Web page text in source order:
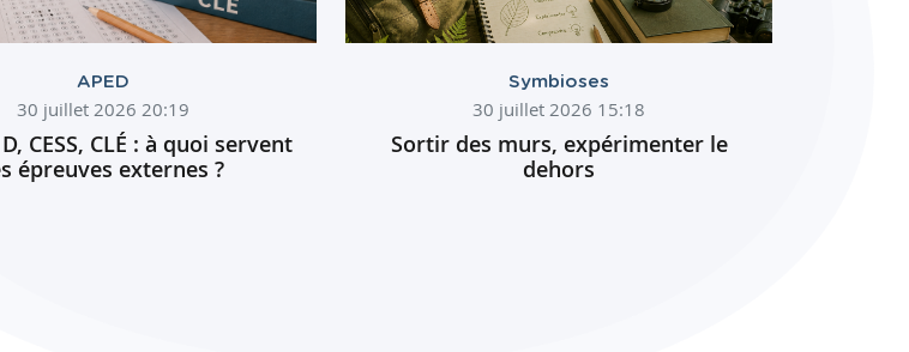
APED
30 juillet 2026 20:19
CESS, CLÉ : à quoi servent
épreuves externes ?
Symbioses
30 juillet 2026 15:18
Sortir des murs, expérimenter le
dehors